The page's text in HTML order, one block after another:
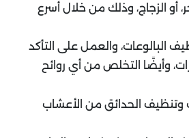
أو الزجاج، وذلك من خلال أسرع
البالوعات، والعمل على التأكد
وأيضًا التخلص من أي روائح
وتنظيف الحدائق من الأعشاب